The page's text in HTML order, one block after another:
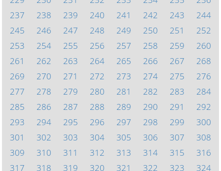
237
238 239 240 241 242 243
244
245
246 247 248 249 250 251
252
253
254 255 256 257 258 259
260
261
262 263 264 265 266 267
268
269
270 271 272 273 274 275
276
277
278 279 280 281 282 283
284
285
286 287 288 289 290 291
292
293
294 295 296 297 298 299
300
301
302 303 304 305 306 307
308
309
310 311 312 313 314 315
316
317
318 319 320 321 322 323
324